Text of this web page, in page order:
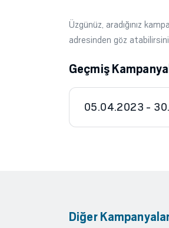
Üzgünüz, aradığınız
adresinden göz
Geçmiş
05.04.2023 -
Diğer